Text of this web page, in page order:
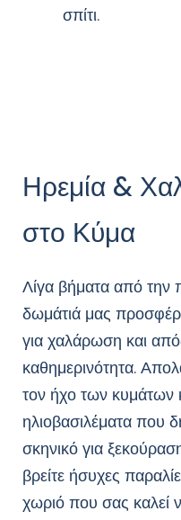
σπίτι.
Ηρεμία &
στο Κύμα
Λίγα βήματα από την
δωμάτιά μας
για χαλάρωση και
καθημερινότητα.
τον ήχο των κυμάτων
ηλιοβασιλέματα που
σκηνικό για
βρείτε ήσυχες
χωριό που σας καλεί